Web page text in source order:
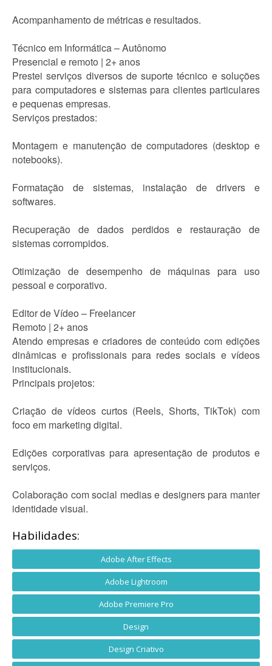
Acompanhamento de métricas e resultados.
Técnico em Informática – Autônomo
Presencial e remoto | 2+ anos
Prestei serviços diversos de suporte técnico e soluções
para computadores e sistemas para clientes particulares
e pequenas empresas.
Serviços prestados:
Montagem e manutenção de computadores (desktop e
notebooks).
Formatação de sistemas, instalação de drivers e
softwares.
Recuperação de dados perdidos e restauração de
sistemas corrompidos.
Otimização de desempenho de máquinas para uso
pessoal e corporativo.
Editor de Vídeo – Freelancer
Remoto | 2+ anos
Atendo empresas e criadores de conteúdo com edições
dinâmicas e profissionais para redes sociais e vídeos
institucionais.
Principais projetos:
Criação de vídeos curtos (Reels, Shorts, TikTok) com
foco em marketing digital.
Edições corporativas para apresentação de produtos e
serviços.
Colaboração com social medias e designers para manter
identidade visual.
Habilidades:
Adobe After Effects
Adobe Lightroom
Adobe Premiere Pro
Design
Design Criativo